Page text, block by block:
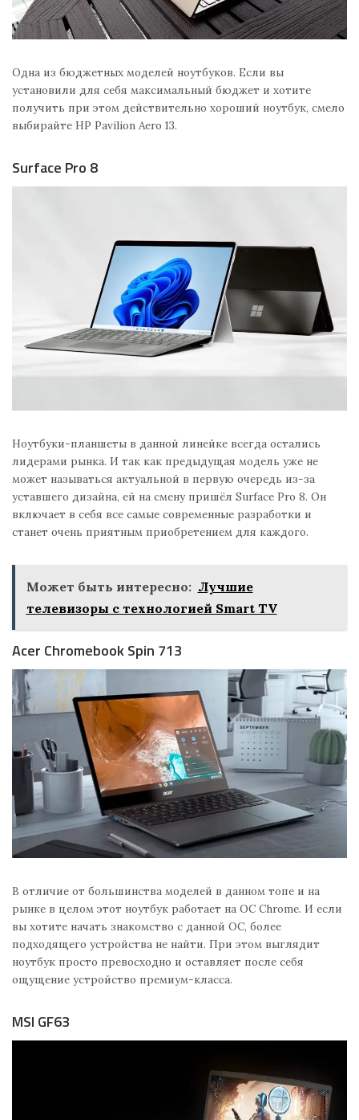
Одна из бюджетных моделей ноутбуков. Если вы
установили для себя максимальный бюджет и хотите
получить при этом действительно хороший ноутбук, смело
выбирайте HP Pavilion Aero 13.
Surface Pro 8
Ноутбуки-планшеты в данной линейке всегда остались
лидерами рынка. И так как предыдущая модель уже не
может называться актуальной в первую очередь из-за
уставшего дизайна, ей на смену пришёл Surface Pro 8. Он
включает в себя все самые современные разработки и
станет очень приятным приобретением для каждого.
Может быть интересно: Лучшие
телевизоры с технологией Smart TV
Acer Chromebook Spin 713
В отличие от большинства моделей в данном топе и на
рынке в целом этот ноутбук работает на ОС Chrome. И если
вы хотите начать знакомство с данной ОС, более
подходящего устройства не найти. При этом выглядит
ноутбук просто превосходно и оставляет после себя
ощущение устройство премиум-класса.
MSI GF63